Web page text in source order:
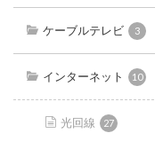
ケーブルテレビ 3
インターネット 10
光回線 27